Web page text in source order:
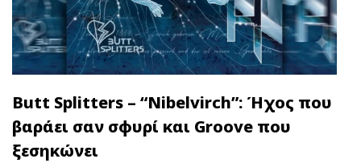
Butt Splitters – “Nibelvirch”: Ήχος που
βαράει σαν σφυρί και Groove που
ξεσηκώνει